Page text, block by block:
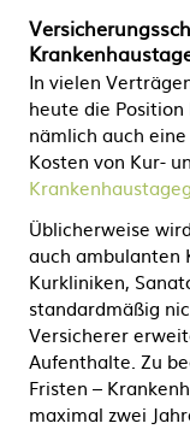
In vielen
heute die
nämlich auch
Kosten von Kur-
Üblicherweise
auch ambulanten
Kurkliniken,
standardmäßig
Versicherer
Aufenthalte. Zu
Fristen –
maximal zwei